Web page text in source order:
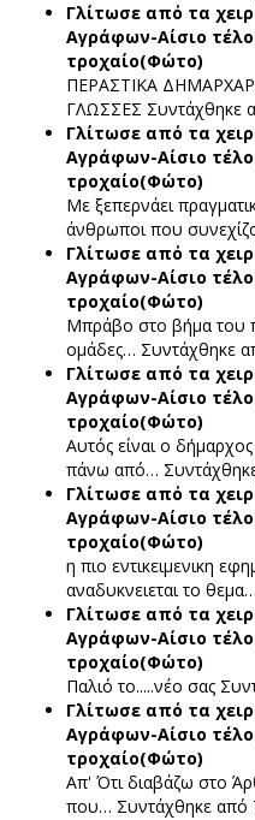
Γλίτωσε από τα
Αγράφων-Αίσιο
τροχαίο(Φώτο)
ΠΕΡΑΣΤΙΚΑ
ΓΛΩΣΣΕΣ
Γλίτωσε από τα
Αγράφων-Αίσιο
τροχαίο(Φώτο)
Με ξεπερνάει
άνθρωποι που
Γλίτωσε από τα
Αγράφων-Αίσιο
τροχαίο(Φώτο)
Μπράβο στο βήμα του
ομάδες… Συντάχθηκε
Γλίτωσε από τα
Αγράφων-Αίσιο
τροχαίο(Φώτο)
Αυτός είναι ο
πάνω από…
Γλίτωσε από τα
Αγράφων-Αίσιο
τροχαίο(Φώτο)
η πιο εντικειμενικη
αναδυκνειεται το θεμα…
Γλίτωσε από τα
Αγράφων-Αίσιο
τροχαίο(Φώτο)
Παλιό το.....νέο σας
Γλίτωσε από τα
Αγράφων-Αίσιο
τροχαίο(Φώτο)
Απ' Ότι διαβάζω στο
που… Συντάχθηκε